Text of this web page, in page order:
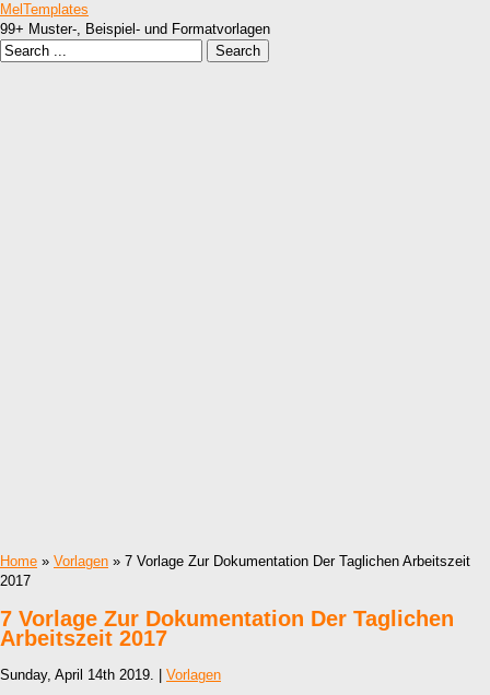
MelTemplates
99+ Muster-, Beispiel- und Formatvorlagen
Home » Vorlagen » 7 Vorlage Zur Dokumentation Der Taglichen Arbeitszeit
2017
7 Vorlage Zur Dokumentation Der Taglichen
Arbeitszeit 2017
Sunday, April 14th 2019. | Vorlagen